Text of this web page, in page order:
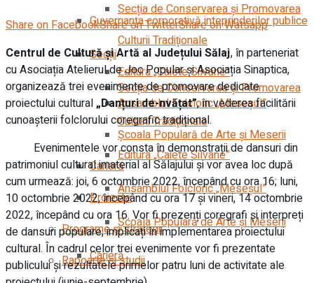
Secția de Conservarea şi Promovarea
Culturii Tradiţionale
Editura „Caiete Silvane”
Ansamblul Folcloric „Meseşul”
Școala Populară de Arte și Meserii
Carieră
Proiecte
Programe și strategii
Rapoarte și studii
Guvernanța corporativă inteprinderilor publice
Secții
Secția de Conservarea şi Promovarea
Culturii Tradiţionale
Editura „Caiete Silvane”
Ansamblul Folcloric „Meseşul”
Școala Populară de Arte și Meserii
Carieră
Share on FacebookShare on TwitterShare on Watsapp
Centrul de Cultură și Artă al Județului Sălaj,în parteneriat
cu Asociația Atelierul de Joc Popular și Asociația Sinaptica,
organizează trei evenimente de promovare dedicate
proiectului cultural„Danțuri de-nvățat”, în vederea facilitării
cunoașterii folclorului coregrafic tradițional.
Evenimentele vor consta în demonstrații de dansuri din
patrimoniul cultural imaterial al Sălajului și vor avea loc după
cum urmează: joi, 6 octombrie 2022, începând cu ora 16; luni,
10 octombrie 2022, începând cu ora 17 și vineri, 14 octombrie
2022, începând cu ora 16. Vor fi prezenți coregrafi și interpreți
de dansuri populare, implicați în implementarea proiectului
cultural. În cadrul celor trei evenimente vor fi prezentate
publicului și rezultatele primelor patru luni de activitate ale